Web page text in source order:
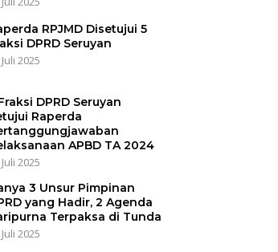
RPJMD Disetujui 5
DPRD Seruyan
2025
DPRD Seruyan
Raperda
APBD TA 2024
2025
3 Unsur Pimpinan
yang Hadir, 2 Agenda
Terpaksa di Tunda
2025